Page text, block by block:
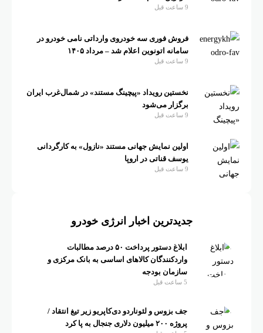
فروش فوری سه خودروی وارداتی نامی خودرو در
سامانه اتونوین اعلام شد – مرداد ۱۴۰۵
نخستین رویداد «پیچینگ مستند» در شمال‌غرب ایران
برگزار می‌شود
اولین نمایش جهانی مستند «نازول» به کارگردانی
یوسف قناتی در اروپا
جدیدترین اخبار انرژی خودرو
ابلاغ دستور پرداخت ۵۰ درصد مطالبات
واردکنندگان کالاهای اساسی به بانک مرکزی و
سازمان بودجه
جف بزوس و لئوناردو دی‌کاپریو زیر تیغ انتقاد /
پروژه ۲۰۰ میلیون دلاری جنجال به پا کرد